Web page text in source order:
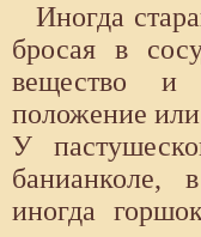
Иногда
бросая в
вещество
положение
У
банианколе,
иногда